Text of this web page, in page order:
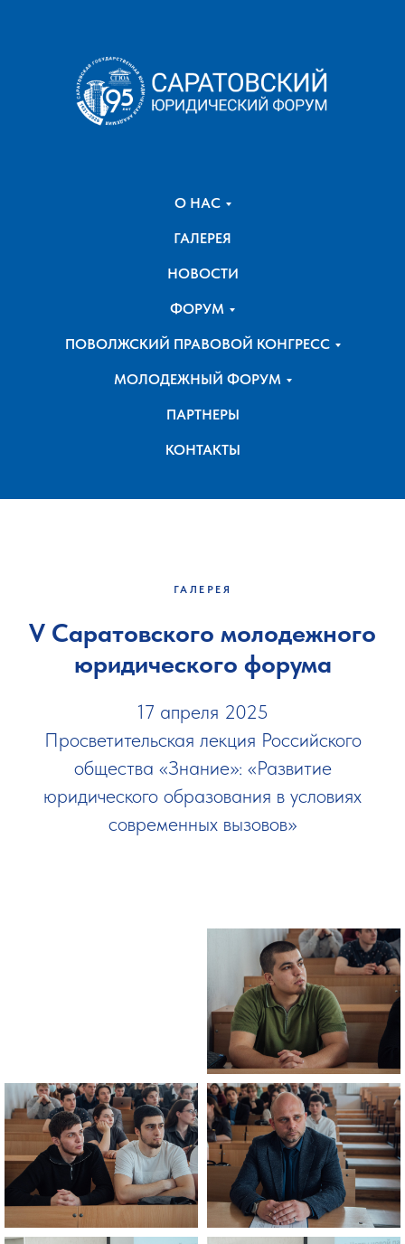
О НАС
ГАЛЕРЕЯ
НОВОСТИ
ФОРУМ
ПОВОЛЖСКИЙ ПРАВОВОЙ КОНГРЕСС
МОЛОДЕЖНЫЙ ФОРУМ
ПАРТНЕРЫ
КОНТАКТЫ
ГАЛЕРЕЯ
V Саратовского молодежного
юридического форума
17 апреля 2025
Просветительская лекция Российского
общества «Знание»: «Развитие
юридического образования в условиях
современных вызовов»